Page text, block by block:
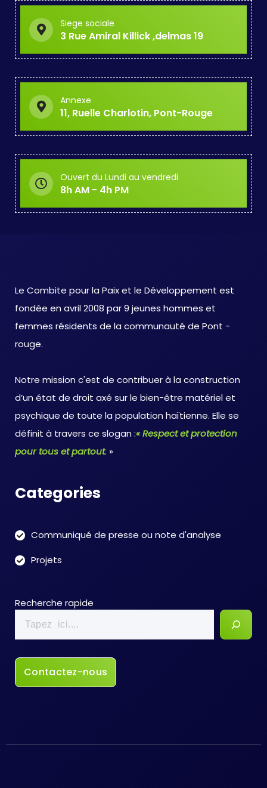
Siege sociale
3 Rue Amiral Killick ,delmas 19
Annexe
11, Ruelle Charlotin, Pont-Rouge
Ouvert du Lundi au vendredi
8h AM - 4h PM
Le Combite pour la Paix et le Développement est
fondée en avril 2008 par 9 jeunes hommes et
femmes résidents de la communauté de Pont -
rouge.
Notre mission c'est de contribuer à la construction
d’un état de droit axé sur le bien-être matériel et
psychique de toute la population haïtienne. Elle se
définit à travers ce slogan :« Respect et protection
pour tous et partout. »
Categories
Communiqué de presse ou note d'analyse
Projets
Recherche rapide
Contactez-nous